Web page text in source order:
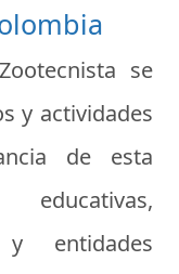
se
y actividades
de esta
educativas,
y entidades